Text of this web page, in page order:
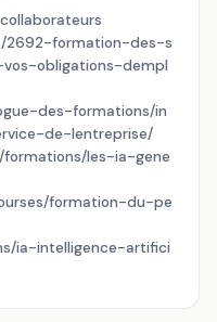
2692-formation-des-s
obligations-dempl
des-formations/in
de-lentreprise/
formations/les-ia-gene
formation-du-pe
ia-intelligence-artifici